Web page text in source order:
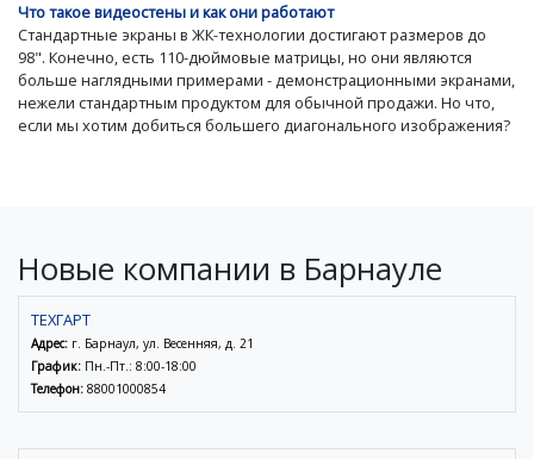
Что такое видеостены и как они работают
Стандартные экраны в ЖК-технологии достигают размеров до
98". Конечно, есть 110-дюймовые матрицы, но они являются
больше наглядными примерами - демонстрационными экранами,
нежели стандартным продуктом для обычной продажи. Но что,
если мы хотим добиться большего диагонального изображения?
Новые компании в Барнауле
ТЕХГАРТ
Адрес: г. Барнаул, ул. Весенняя, д. 21
График: Пн.-Пт.: 8:00-18:00
Телефон: 88001000854